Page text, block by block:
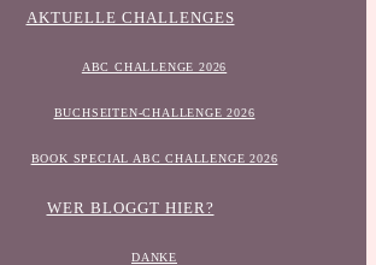
AKTUELLE CHALLENGES
ABC CHALLENGE 2026
BUCHSEITEN-CHALLENGE 2026
BOOK SPECIAL ABC CHALLENGE 2026
WER BLOGGT HIER?
DANKE